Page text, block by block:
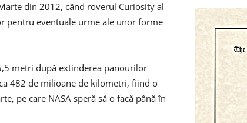
din 2012, când roverul Curiosity al
pentru eventuale urme ale unor forme
metri după extinderea panourilor
482 de milioane de kilometri, fiind o
pe care NASA speră să o facă până în